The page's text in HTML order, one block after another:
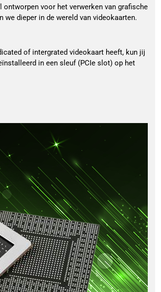
voor het verwerken van grafische
dieper in de wereld van videokaarten.
of intergrated videokaart heeft, kun jij
in een sleuf (PCIe slot) op het